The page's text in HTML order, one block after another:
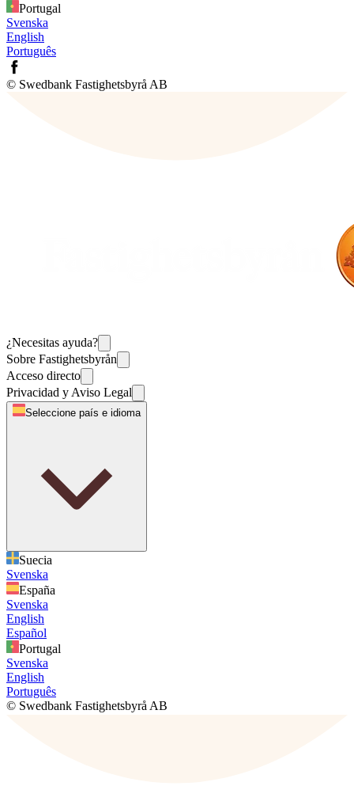
Portugal
Svenska
English
Português
© Swedbank Fastighetsbyrå AB
¿Necesitas ayuda?
Sobre Fastighetsbyrån
Acceso directo
Privacidad y Aviso Legal
Seleccione país e idioma
Suecia
Svenska
España
Svenska
English
Español
Portugal
Svenska
English
Português
© Swedbank Fastighetsbyrå AB